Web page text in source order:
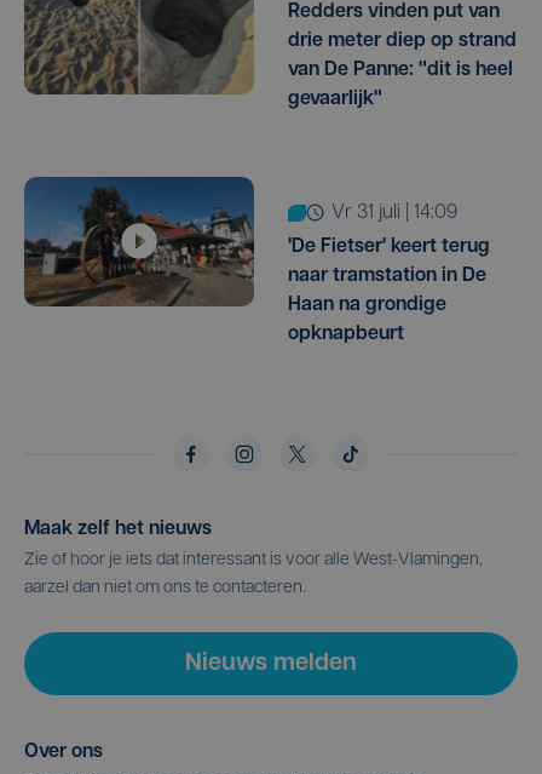
Redders vinden put van
drie meter diep op strand
van De Panne: "dit is heel
gevaarlijk"
vr 31 juli | 14:09
'De Fietser' keert terug
naar tramstation in De
Haan na grondige
opknapbeurt
Maak zelf het nieuws
Zie of hoor je iets dat interessant is voor alle West-Vlamingen,
aarzel dan niet om ons te contacteren.
Nieuws melden
Over ons